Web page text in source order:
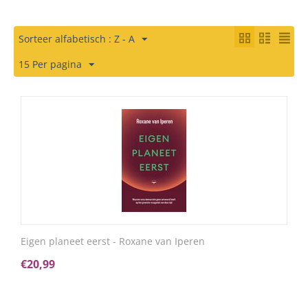
Sorteer alfabetisch : Z - A
15 Per pagina
Eigen planeet eerst - Roxane van Iperen
€20,99